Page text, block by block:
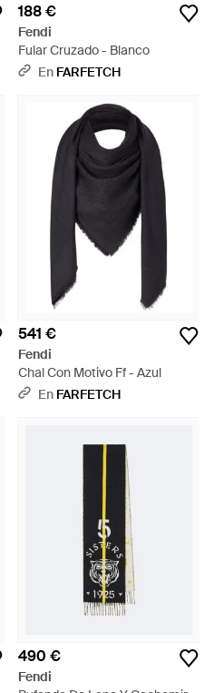
188 €
Fendi
Fular Cruzado - Blanco
En FARFETCH
541 €
Fendi
Chal Con Motivo Ff - Azul
En FARFETCH
490 €
Fendi